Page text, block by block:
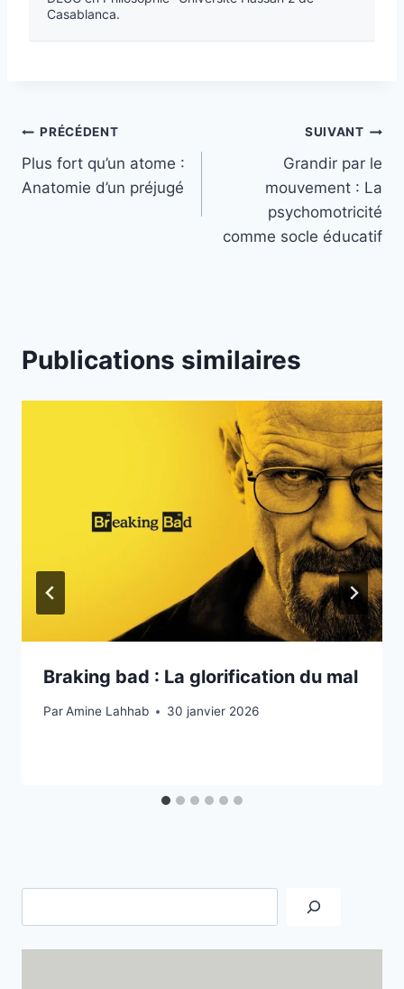
Casablanca.
PRÉCÉDENT
Plus fort qu’un atome :
Anatomie d’un préjugé
SUIVANT
Grandir par le
mouvement : La
psychomotricité
comme socle éducatif
Publications similaires
Braking bad : La glorification du mal
ParAmine Lahhab 30 janvier 2026